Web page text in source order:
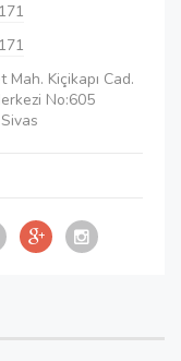
Mah. Kiçikapı Cad.
No:605